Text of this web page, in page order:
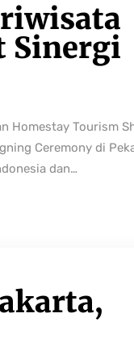
Sinergi
Homestay Tourism
Ceremony di
dan…